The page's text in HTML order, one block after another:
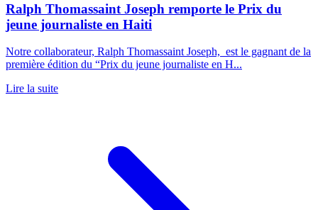
Ralph Thomassaint Joseph remporte le Prix du
jeune journaliste en Haiti
Notre collaborateur, Ralph Thomassaint Joseph, est le gagnant de la
première édition du “Prix du jeune journaliste en H...
Lire la suite